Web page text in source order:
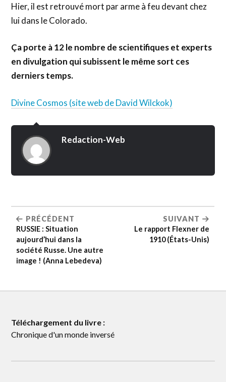
Hier, il est retrouvé mort par arme à feu devant chez
lui dans le Colorado.
Ça porte à 12 le nombre de scientifiques et experts
en divulgation qui subissent le même sort ces
derniers temps.
Divine Cosmos (site web de David Wilckok)
Redaction-Web
PRÉCÉDENT
RUSSIE : Situation
aujourd’hui dans la
société Russe. Une autre
image ! (Anna Lebedeva)
SUIVANT
Le rapport Flexner de
1910 (États-Unis)
Téléchargement du livre :
Chronique d'un monde inversé